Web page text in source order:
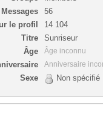
Messages
56
le profil
14 104
Titre
Sunriseur
Âge
Âge inconnu
Anniversaire
Sexe Non spécifié